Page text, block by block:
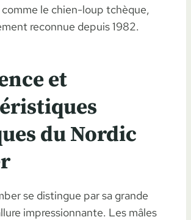
le chien-loup tchèque,
reconnue depuis 1982.
et
du Nordic
se distingue par sa grande
impressionnante. Les mâles